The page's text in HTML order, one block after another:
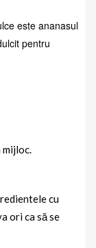
este ananasul
pentru
mijloc.
cu
ori ca să se